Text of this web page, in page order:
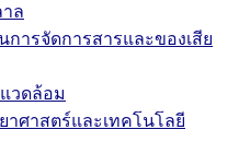
ล
การจัดการสารและของเสีย
วดล้อม
าศาสตร์และเทคโนโลยี